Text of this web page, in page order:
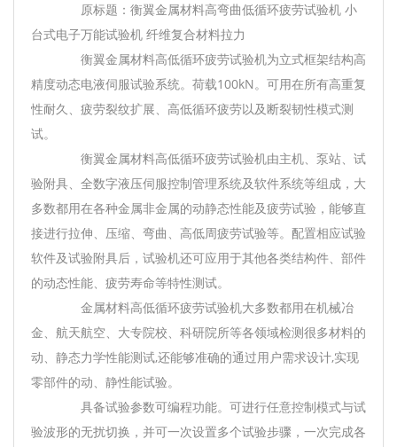
原标题：衡翼金属材料高弯曲低循环疲劳试验机 小
台式电子万能试验机 纤维复合材料拉力
衡翼金属材料高低循环疲劳试验机为立式框架结构高
精度动态电液伺服试验系统。荷载100kN。可用在所有高重复
性耐久、疲劳裂纹扩展、高低循环疲劳以及断裂韧性模式测
试。
衡翼金属材料高低循环疲劳试验机由主机、泵站、试
验附具、全数字液压伺服控制管理系统及软件系统等组成，大
多数都用在各种金属非金属的动静态性能及疲劳试验，能够直
接进行拉伸、压缩、弯曲、高低周疲劳试验等。配置相应试验
软件及试验附具后，试验机还可应用于其他各类结构件、部件
的动态性能、疲劳寿命等特性测试。
金属材料高低循环疲劳试验机大多数都用在机械冶
金、航天航空、大专院校、科研院所等各领域检测很多材料的
动、静态力学性能测试,还能够准确的通过用户需求设计,实现
零部件的动、静性能试验。
具备试验参数可编程功能。可进行任意控制模式与试
验波形的无扰切换，并可一次设置多个试验步骤，一次完成各